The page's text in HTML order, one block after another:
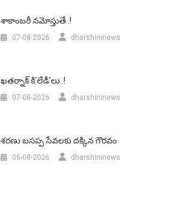
శాకాంబరీ నమోస్తుతే..!
07-08-2026 dharshininews
ఖతర్నాక్ కి’లేడీ’లు..!
07-08-2026 dharshininews
శరణు బసప్ప సేవలకు దక్కిన గౌరవం
06-08-2026 dharshininews